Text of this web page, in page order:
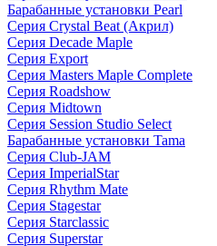
Барабанные установки Pearl
Серия Crystal Beat (Акрил)
Серия Decade Maple
Серия Export
Серия Masters Maple Complete
Серия Roadshow
Серия Midtown
Серия Session Studio Select
Барабанные установки Tama
Серия Club-JAM
Серия ImperialStar
Серия Rhythm Mate
Серия Stagestar
Серия Starclassic
Серия Superstar